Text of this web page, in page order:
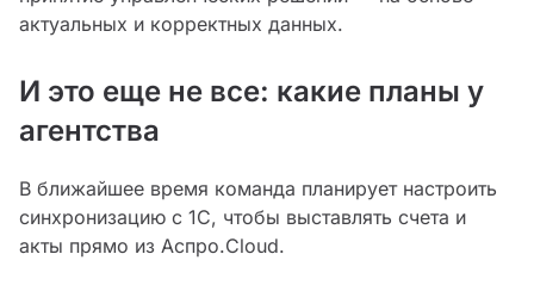
актуальных и корректных данных.
И это еще не все: какие планы у
агентства
В ближайшее время команда планирует настроить
синхронизацию с 1С, чтобы выставлять счета и
акты прямо из Аспро.Cloud.